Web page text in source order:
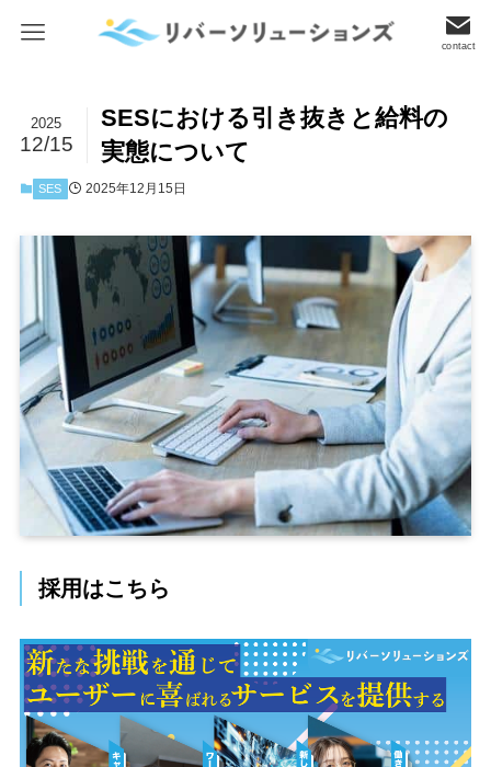
contact
SESにおける引き抜きと給料の
実態について
2025
12/15
SES 2025年12月15日
採用はこちら